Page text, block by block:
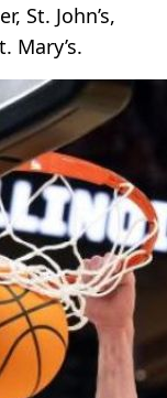
St. John’s,
Mary’s.